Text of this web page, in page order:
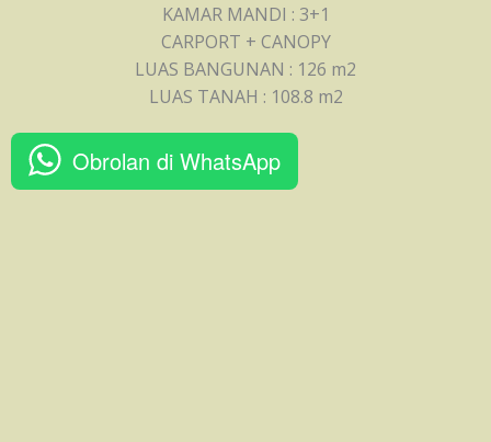
KAMAR MANDI : 3+1
CARPORT + CANOPY
LUAS BANGUNAN : 126 m2
LUAS TANAH : 108.8 m2
Obrolan di WhatsApp